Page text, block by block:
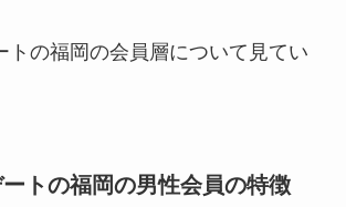
トの福岡の会員層について見てい
トの福岡の男性会員の特徴